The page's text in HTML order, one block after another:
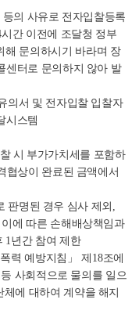
의 사유로 전자입찰등록
시간 이전에 조달청 정부
해 문의하시기 바라며 장
센터로 문의하지 않아 발
의서 및 전자입찰 입찰자
시스템
시 부가가치세를 포함하
협상이 완료된 금액에서
판명된 경우 심사 제외
이에 따른 손해배상책임과
1 년간 참여 제한
력 예방지침 」 제 18조에
사회적으로 물의를 일으
에 대하여 계약을 해지